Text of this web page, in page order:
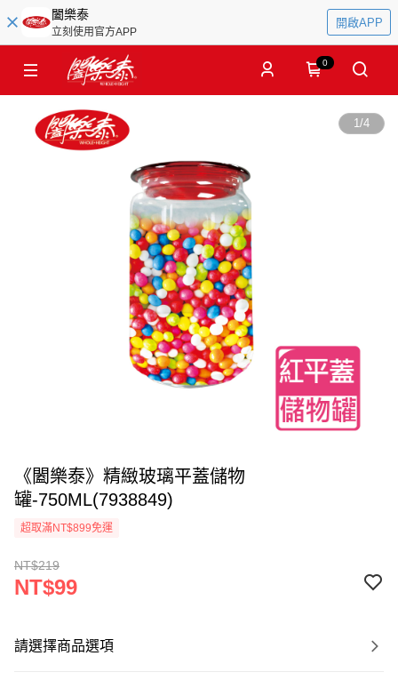
闔樂泰
立刻使用官方APP
開啟APP
0
1/4
《闔樂泰》精緻玻璃平蓋儲物
罐-750ML(7938849)
超取滿NT$899免運
NT$219
NT$99
請選擇商品選項